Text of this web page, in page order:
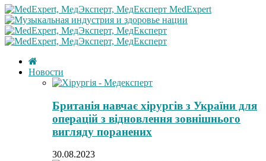
MedExpert
Новости
Британія навчає хірургів з України для
операцій з відновлення зовнішнього
вигляду поранених
30.08.2023